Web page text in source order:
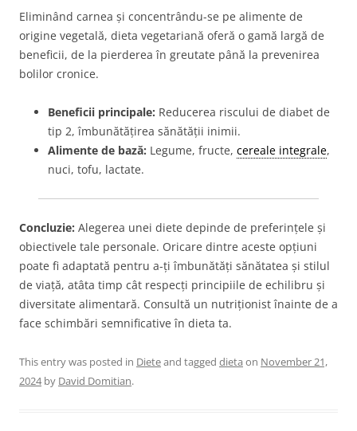
Eliminând carnea și concentrându-se pe alimente de
origine vegetală, dieta vegetariană oferă o gamă largă de
beneficii, de la pierderea în greutate până la prevenirea
bolilor cronice.
Beneficii principale: Reducerea riscului de diabet de
tip 2, îmbunătățirea sănătății inimii.
Alimente de bază: Legume, fructe, cereale integrale,
nuci, tofu, lactate.
Concluzie: Alegerea unei diete depinde de preferințele și
obiectivele tale personale. Oricare dintre aceste opțiuni
poate fi adaptată pentru a-ți îmbunătăți sănătatea și stilul
de viață, atâta timp cât respecți principiile de echilibru și
diversitate alimentară. Consultă un nutriționist înainte de a
face schimbări semnificative în dieta ta.
This entry was posted in Dieteand tagged dieta on November 21,
2024by David Domitian.